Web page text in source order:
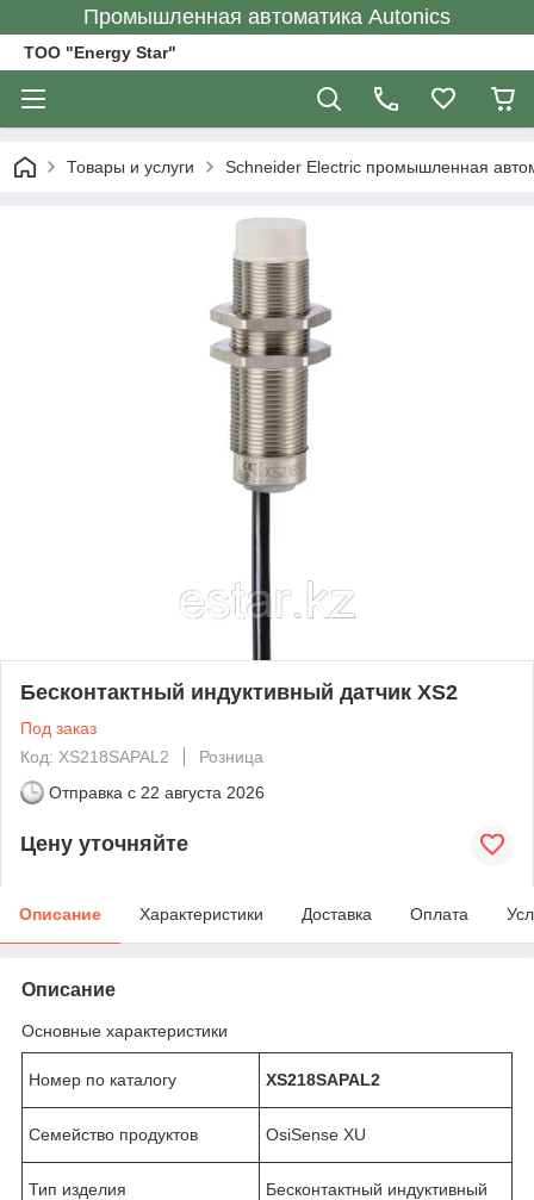
Промышленная автоматика Autonics
ТОО "Energy Star"
Товары и услуги Schneider Electric промышленная
Бесконтактный индуктивный датчик XS2
Под заказ
Код: XS218SAPAL2
Розница
Отправка с 22 августа 2026
Цену уточняйте
Описание Характеристики Доставка Оплата
Описание
Основные характеристики
Номер по каталогу XS218SAPAL2
Семейство продуктов OsiSense XU
Тип изделия
Бесконтактный индуктивный